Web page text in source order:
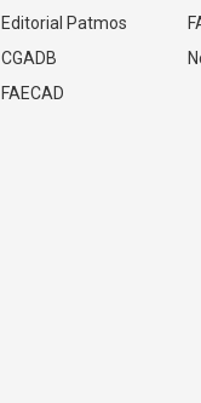
Editorial Patmos
CGADB
FAECAD